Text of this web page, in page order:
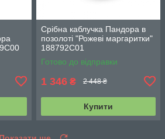
Срібна каблучка Пандора в
позолоті "Рожеві маргаритки"
188792C01
Готово до відправки
1 346 ₴ 2 448 ₴
Купити